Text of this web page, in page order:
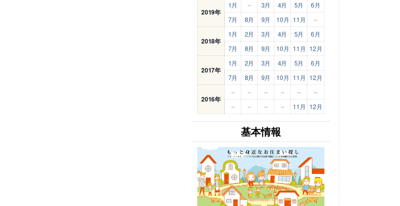
2019年
1月 – 3月 4月 5月
6月
7月
8月 9月 10月 11月 –
2018年
1月 2月 3月 4月 5月
6月
7月
8月 9月 10月 11月 12月
2017年
1月 2月 3月 4月 5月
6月
7月
8月 9月 10月 11月 12月
2016年
– – – – –
–
–
– – – 11月 12月
基本情報